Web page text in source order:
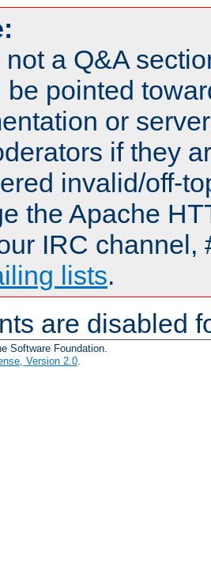
a Q&A
be pointed
or
if they
invalid/off-
the Apache
IRC channel,
lists.
are disabled
Software Foundation.
Version 2.0